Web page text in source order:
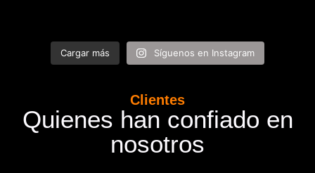
Cargar más Síguenos en Instagram
Clientes
Quienes han confiado en
nosotros